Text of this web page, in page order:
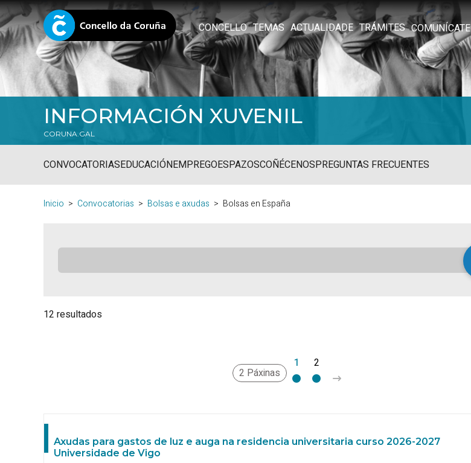
CONCELLO TEMAS ACTUALIDADE TRÁMITES COMUNÍCATE
INFORMACIÓN XUVENIL
CORUNA.GAL
CONVOCATORIASEDUCACIÓNEMPREGOESPAZOSCOÑÉCENOSPREGUNTAS FRECUENTES
Inicio Convocatorias Bolsas e axudas Bolsas en España
12 resultados
2 Páxinas
1 2
Axudas para gastos de luz e auga na residencia universitaria curso 2026-2027
Universidade de Vigo